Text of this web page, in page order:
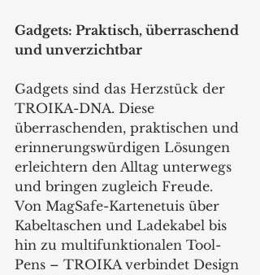
Gadgets: Praktisch, überraschend
und unverzichtbar
Gadgets sind das Herzstück der
TROIKA-DNA. Diese
überraschenden, praktischen und
erinnerungswürdigen Lösungen
erleichtern den Alltag unterwegs
und bringen zugleich Freude.
Von MagSafe-Kartenetuis über
Kabeltaschen und Ladekabel bis
hin zu multifunktionalen Tool-
Pens – TROIKA verbindet Design